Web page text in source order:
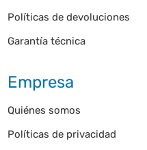
Políticas de devoluciones
Garantía técnica
Empresa
Quiénes somos
Políticas de privacidad